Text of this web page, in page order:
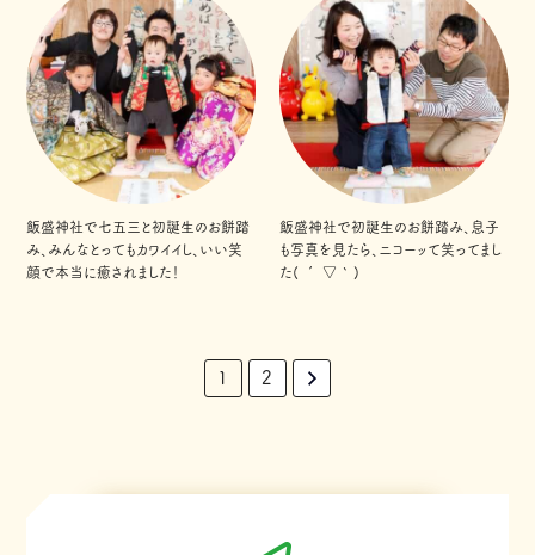
飯盛神社で七五三と初誕生のお餅踏
み、みんなとってもカワイイし、いい笑
顔で本当に癒されました！
飯盛神社で初誕生のお餅踏み、息子
も写真を見たら、ニコーッて笑ってまし
た( ´ ▽ ` )
1 2